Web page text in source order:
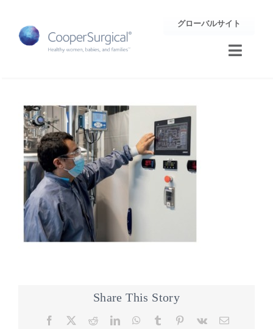
content
グローバルサイト
Toggle
サポート
企業情報
Share This Story
Facebook RedditLinkedInWhatsApp
Tumblr Pinterest
Vk Email